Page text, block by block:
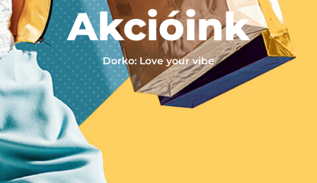
Akcióink
Dorko: Love your vibe